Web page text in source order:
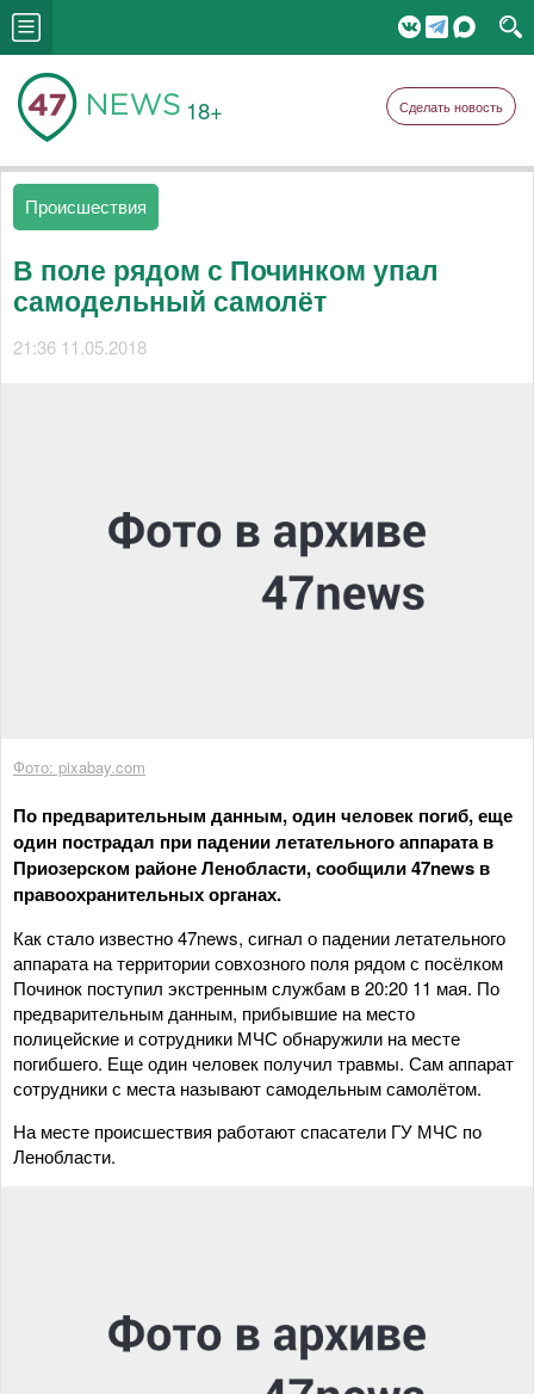
18+ Сделать новость
Происшествия
В поле рядом с Починком упал
самодельный самолёт
21:36 11.05.2018
Фото: pixabay.com
По предварительным данным, один человек погиб, еще
один пострадал при падении летательного аппарата в
Приозерском районе Ленобласти, сообщили 47news в
правоохранительных органах.
Как стало известно 47news, сигнал о падении летательного
аппарата на территории совхозного поля рядом с посёлком
Починок поступил экстренным службам в 20:20 11 мая. По
предварительным данным, прибывшие на место
полицейские и сотрудники МЧС обнаружили на месте
погибшего. Еще один человек получил травмы. Сам аппарат
сотрудники с места называют самодельным самолётом.
На месте происшествия работают спасатели ГУ МЧС по
Ленобласти.